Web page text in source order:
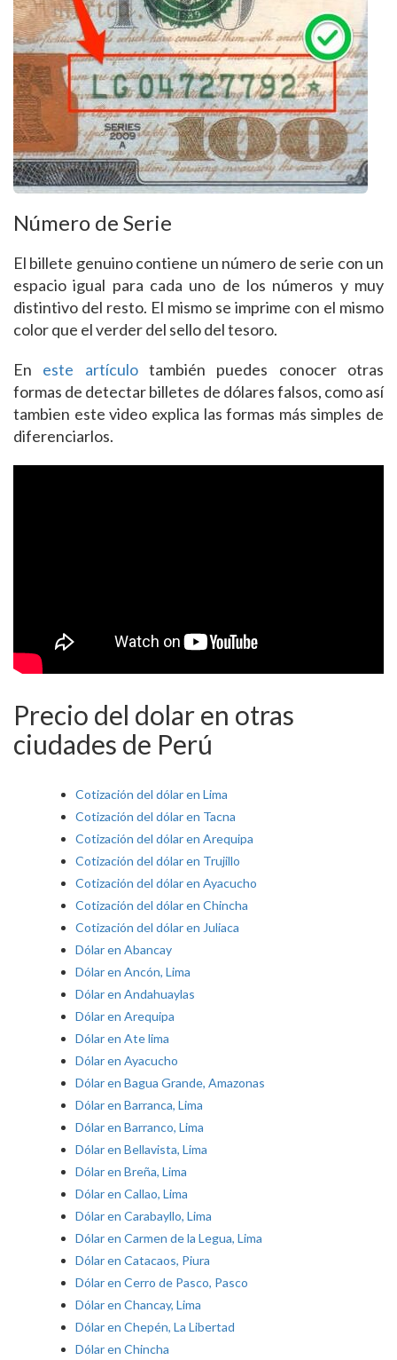
Número de Serie
El billete genuino contiene un número de serie con un
espacio igual para cada uno de los números y muy
distintivo del resto. El mismo se imprime con el mismo
color que el verder del sello del tesoro.
En este artículotambién puedes conocer otras
formas de detectar billetes de dólares falsos, como así
tambien este video explica las formas más simples de
diferenciarlos.
Precio del dolar en otras
ciudades de Perú
Cotización del dólar en Lima
Cotización del dólar en Tacna
Cotización del dólar en Arequipa
Cotización del dólar en Trujillo
Cotización del dólar en Ayacucho
Cotización del dólar en Chincha
Cotización del dólar en Juliaca
Dólar en Abancay
Dólar en Ancón, Lima
Dólar en Andahuaylas
Dólar en Arequipa
Dólar en Ate lima
Dólar en Ayacucho
Dólar en Bagua Grande, Amazonas
Dólar en Barranca, Lima
Dólar en Barranco, Lima
Dólar en Bellavista, Lima
Dólar en Breña, Lima
Dólar en Callao, Lima
Dólar en Carabayllo, Lima
Dólar en Carmen de la Legua, Lima
Dólar en Catacaos, Piura
Dólar en Cerro de Pasco, Pasco
Dólar en Chancay, Lima
Dólar en Chepén, La Libertad
Dólar en Chincha